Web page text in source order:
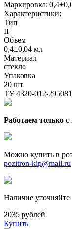
Маркировка:
Характеристики:
Тип
II
Объем
0,4±0,04 мл
Материал
стекло
Упаковка
20 шт
ТУ 4320-012-
Работаем только с
Можно купить в
pozitron-kip@mail.ru
Наличие уточняйте
2035 рублей
Купить